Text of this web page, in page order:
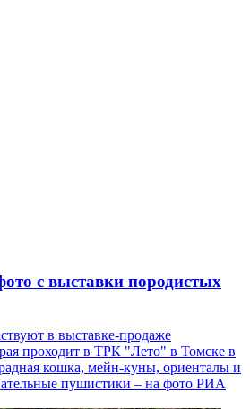
с выставки породистых
в выставке-продаже
проходит в ТРК "Лето" в Томске в
кошка, мейн-куны, ориенталы и
пушистики – на фото РИА